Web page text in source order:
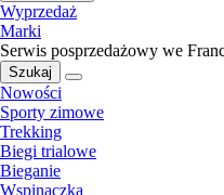
Wyprzedaż
Marki
Serwis posprzedażowy we
Szukaj
Nowości
Sporty zimowe
Trekking
Biegi trialowe
Bieganie
Wspinaczka